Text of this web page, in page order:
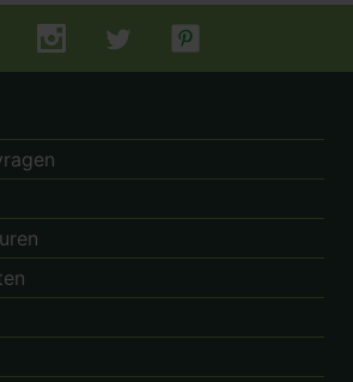
op Facebook
Tuincentrum.nl op Instagram
Tuincentrum.nl op Twitter
Tuincentrum.nl op